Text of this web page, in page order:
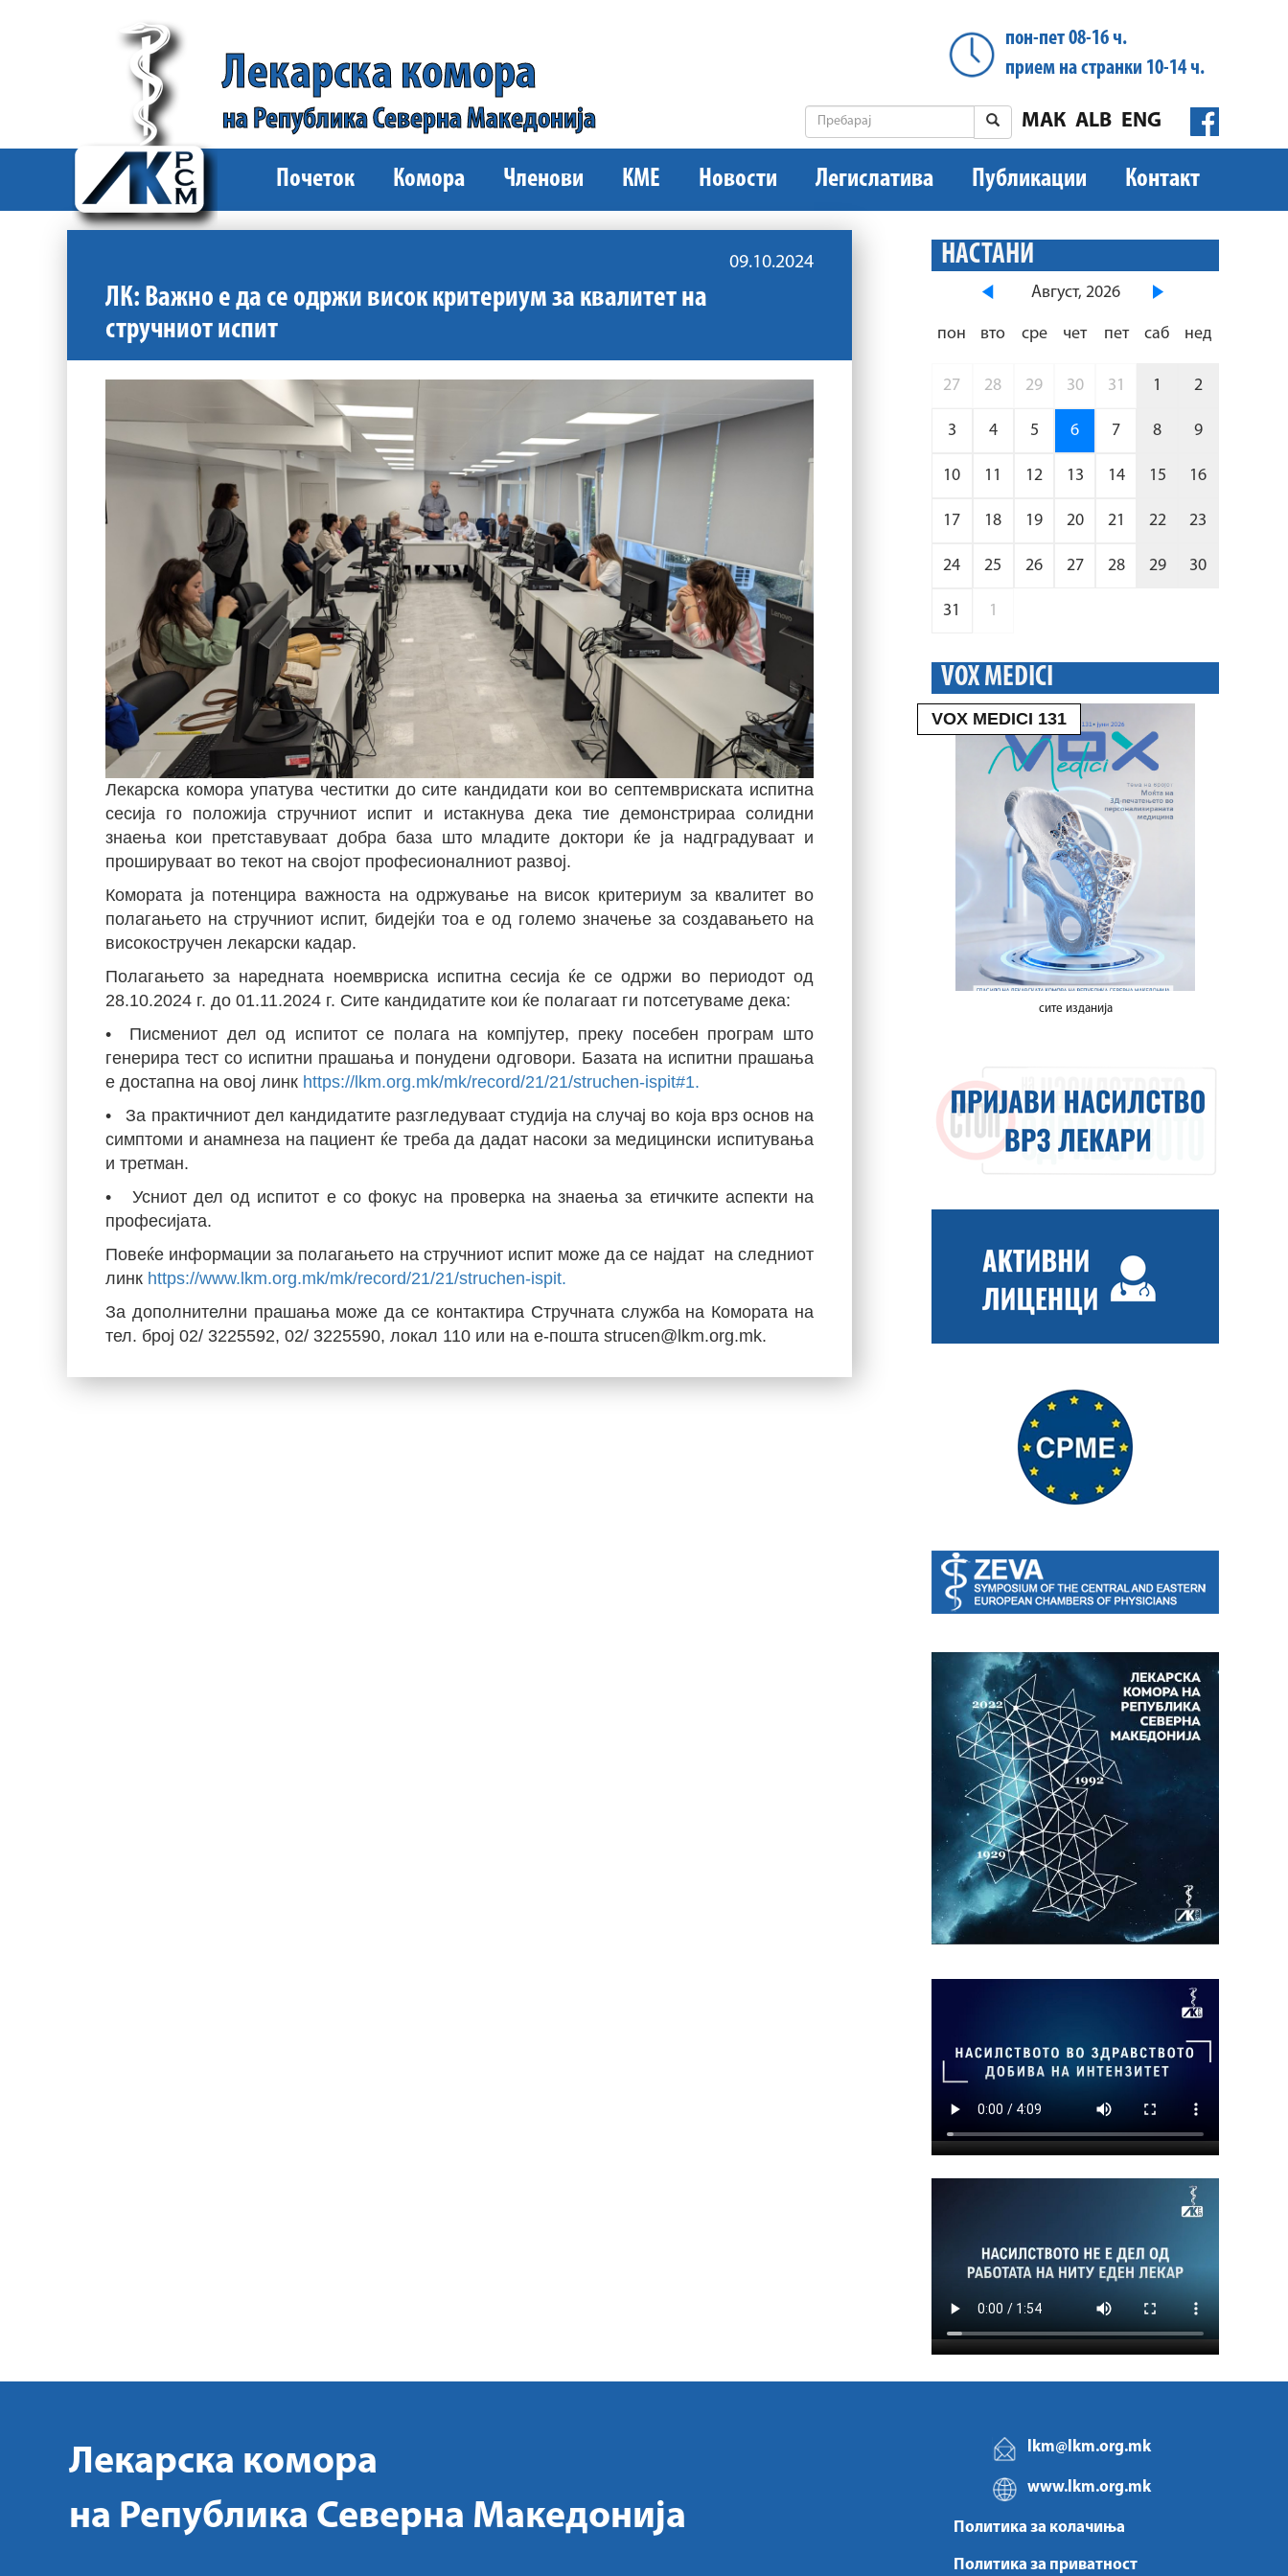
Лекарска комора
на Република Северна Македонија
пон-пет 08-16 ч.
прием на странки 10-14 ч.
ENG
ALB
МАК
Почеток Комора Членови КМЕ Новости Легислатива Публикации Контакт
09.10.2024
ЛК: Важно е да се одржи висок критериум за квалитет на
стручниот испит
Лекарска комора упатува честитки до сите кандидати кои во септемвриската испитна
сесија го положија стручниот испит и истакнува дека тие демонстрираа солидни
знаења кои претставуваат добра база што младите доктори ќе ја надградуваат и
прошируваат во текот на својот професионалниот развој.
Комората ја потенцира важноста на одржување на висок критериум за квалитет во
полагањето на стручниот испит, бидејќи тоа е од големо значење за создавањето на
високостручен лекарски кадар.
Полагањето за наредната ноемвриска испитна сесија ќе се одржи во периодот од
28.10.2024 г. до 01.11.2024 г. Сите кандидатите кои ќе полагаат ги потсетуваме дека:
• Писмениот дел од испитот се полага на компјутер, преку посебен програм што
генерира тест со испитни прашања и понудени одговори. Базата на испитни прашања
е достапна на овој линк https://lkm.org.mk/mk/record/21/21/struchen-ispit#1.
• За практичниот дел кандидатите разгледуваат студија на случај во која врз основ на
симптоми и анамнеза на пациент ќе треба да дадат насоки за медицински испитувања
и третман.
• Усниот дел од испитот е со фокус на проверка на знаења за етичките аспекти на
професијата.
Повеќе информации за полагањето на стручниот испит може да се најдат на следниот
линк https://www.lkm.org.mk/mk/record/21/21/struchen-ispit.
За дополнителни прашања може да се контактира Стручната служба на Комората на
тел. број 02/ 3225592, 02/ 3225590, локал 110 или на е-пошта strucen@lkm.org.mk.
НАСТАНИ
Август, 2026
пон вто сре чет пет саб нед
27 28 29 30 31 1 2
3 4 5 6 7 8 9
10 11 12 13 14 15 16
17 18 19 20 21 22 23
24 25 26 27 28 29 30
31 1
VOX MEDICI
VOX MEDICI 131
сите изданија
Лекарска комора
на Република Северна Македонија
lkm@lkm.org.mk
www.lkm.org.mk
Политика за колачиња
Политика за приватност